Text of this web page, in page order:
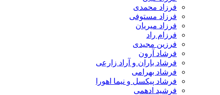
فرزاد محمدی
فرزاد مستوفی
فرزاد میریان
فرزام راد
فرزین مجیدی
فرشاد آرون
فرشاد باران و آراد زارعی
فرشاد بهرامی
فرشاد پیکسل و نیما اهورا
فرشید ادهمی